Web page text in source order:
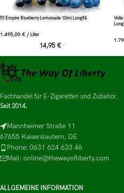
PJ Empire Blueberry Lemonade 10ml Longfill
1.495,00 € / Liter
14,95 € *
Fachhandel für E-Zigaretten und Zubehör.
Seit 2014.
Mannheimer Straße 11
67655 Kaiserslautern, DE
Phone: 0631 624 633 46
Mail: online@thewayofliberty.com
ALLGEMEINE INFORMATION